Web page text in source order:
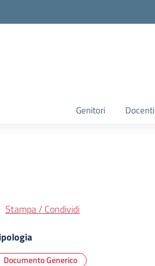
Genitori Docenti
Stampa / Condividi
Documento Generico